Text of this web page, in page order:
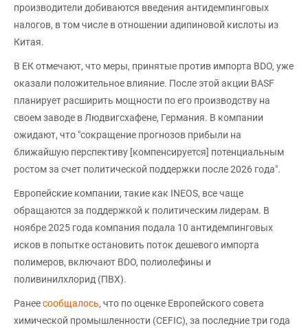
производители добиваются введения антидемпинговых
налогов, в том числе в отношении адипиновой кислоты из
Китая.
В ЕК отмечают, что меры, принятые против импорта BDO, уже
оказали положительное влияние. После этой акции BASF
планирует расширить мощности по его производству на
своем заводе в Людвигсхафене, Германия. В компании
ожидают, что "сокращение прогнозов прибыли на
ближайшую перспективу [компенсируется] потенциальным
ростом за счет политической поддержки после 2026 года".
Европейские компании, такие как INEOS, все чаще
обращаются за поддержкой к политическим лидерам. В
ноябре 2025 года компания подала 10 антидемпинговых
исков в попытке остановить поток дешевого импорта
полимеров, включают BDO, полиолефины и
поливинилхлорид (ПВХ).
Ранеесообщалось, что по оценке Европейского совета
химической промышленности (CEFIC), за последние три года